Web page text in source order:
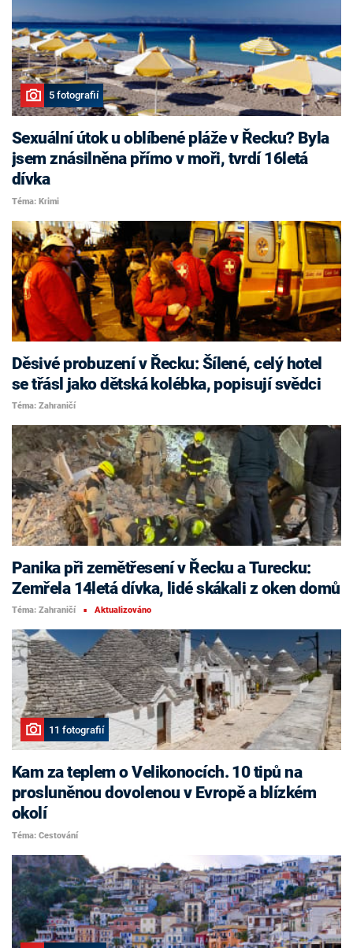
5 fotografií
Sexuální útok u oblíbené pláže v Řecku? Byla
jsem znásilněna přímo v moři, tvrdí 16letá
dívka
Téma: Krimi
Děsivé probuzení v Řecku: Šílené, celý hotel
se třásl jako dětská kolébka, popisují svědci
Téma: Zahraničí
Panika při zemětřesení v Řecku a Turecku:
Zemřela 14letá dívka, lidé skákali z oken domů
Téma: Zahraničí ■ Aktualizováno
11 fotografií
Kam za teplem o Velikonocích. 10 tipů na
prosluněnou dovolenou v Evropě a blízkém
okolí
Téma: Cestování